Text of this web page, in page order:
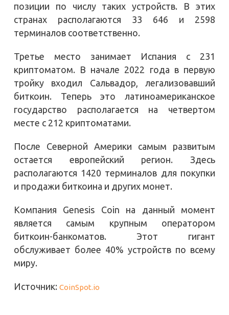
позиции по числу таких устройств. В этих
странах располагаются 33 646 и 2598
терминалов соответственно.
Третье место занимает Испания с 231
криптоматом. В начале 2022 года в первую
тройку входил Сальвадор, легализовавший
биткоин. Теперь это латиноамериканское
государство располагается на четвертом
месте с 212 криптоматами.
После Северной Америки самым развитым
остается европейский регион. Здесь
располагаются 1420 терминалов для покупки
и продажи биткоина и других монет.
Компания Genesis Coin на данный момент
является самым крупным оператором
биткоин-банкоматов. Этот гигант
обслуживает более 40% устройств по всему
миру.
Источник: CoinSpot.io